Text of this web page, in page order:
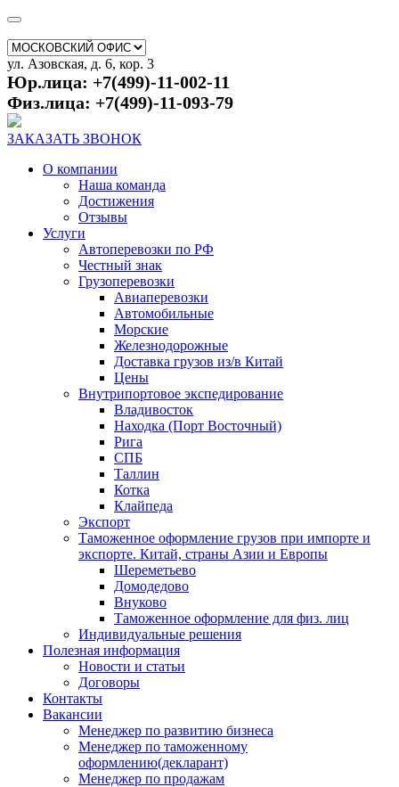
ул. Азовская, д. 6, кор. 3
Юр.лица: +7(499)-11-002-11
Физ.лица: +7(499)-11-093-79
ЗАКАЗАТЬ ЗВОНОК
О компании
Наша команда
Достижения
Отзывы
Услуги
Автоперевозки по РФ
Честный знак
Грузоперевозки
Авиаперевозки
Автомобильные
Морские
Железнодорожные
Доставка грузов из/в Китай
Цены
Внутрипортовое экспедирование
Владивосток
Находка (Порт Восточный)
Рига
СПБ
Таллин
Котка
Клайпеда
Экспорт
Таможенное оформление грузов при импорте и
экспорте. Китай, страны Азии и Европы
Шереметьево
Домодедово
Внуково
Таможенное оформление для физ. лиц
Индивидуальные решения
Полезная информация
Новости и статьи
Договоры
Контакты
Вакансии
Менеджер по развитию бизнеса
Менеджер по таможенному
оформлению(декларант)
Менеджер по продажам